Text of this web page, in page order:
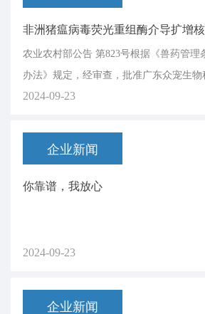
农业农村部公告 第823号根据《兽药管理
办法》规定，经审查，批准广东众宠生物
单位申报的米氮平软膏等2种兽药产品为
2024-09-23
企业新闻
你靠谱，我放心
2024-09-23
企业新闻